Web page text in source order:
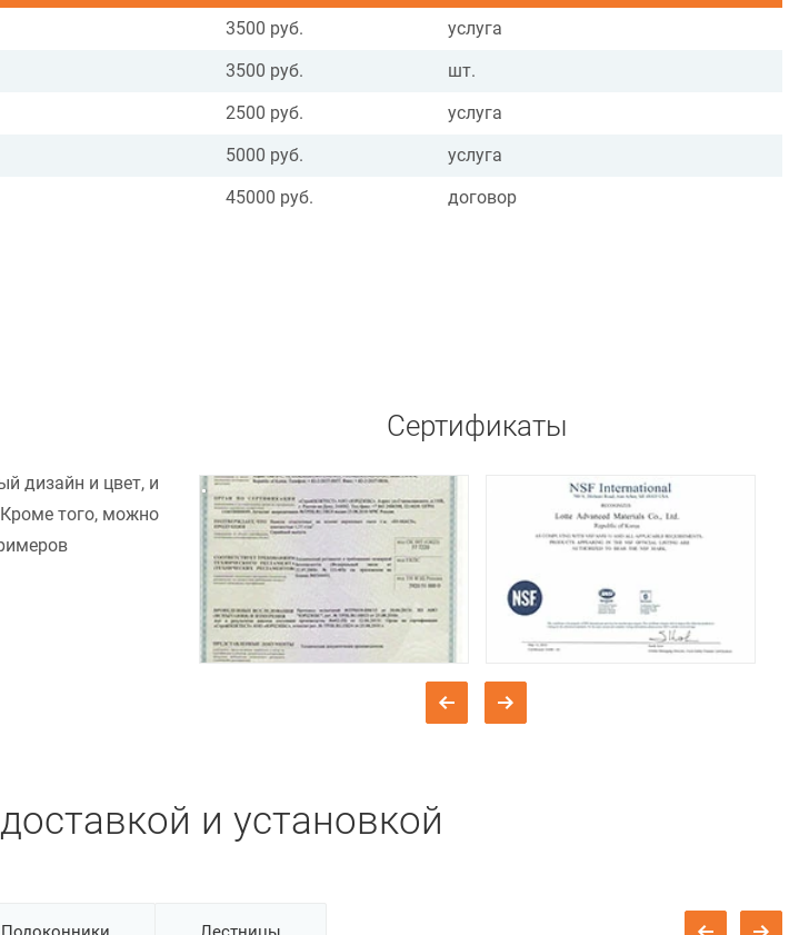
3500 руб.
услуга
3500 руб.
шт.
2500 руб.
услуга
5000 руб.
услуга
45000 руб. договор
дизайн и цвет, и
того, можно
Сертификаты
и установкой